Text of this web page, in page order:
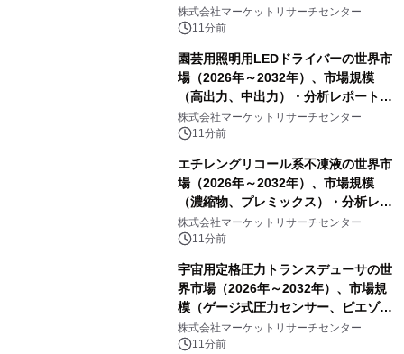
株式会社マーケットリサーチセンター
11分前
園芸用照明用LEDドライバーの世界市
場（2026年～2032年）、市場規模
（高出力、中出力）・分析レポートを
発表
株式会社マーケットリサーチセンター
11分前
エチレングリコール系不凍液の世界市
場（2026年～2032年）、市場規模
（濃縮物、プレミックス）・分析レポ
ートを発表
株式会社マーケットリサーチセンター
11分前
宇宙用定格圧力トランスデューサの世
界市場（2026年～2032年）、市場規
模（ゲージ式圧力センサー、ピエゾ抵
抗式圧力センサー、航空宇宙用差圧ト
ランスデューサ、その他）・分析レポ
株式会社マーケットリサーチセンター
11分前